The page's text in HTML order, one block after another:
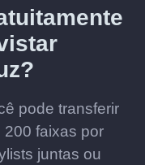
pode transferir
200 faixas por
juntas ou